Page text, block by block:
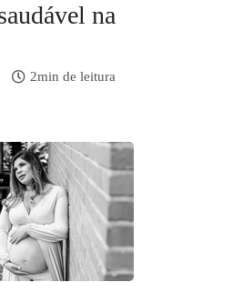
na
2min de leitura